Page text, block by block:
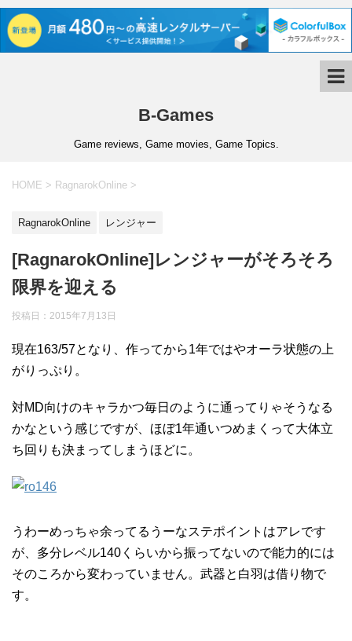
B-Games
Game reviews, Game movies, Game Topics.
HOME > RagnarokOnline >
RagnarokOnline レンジャー
[RagnarokOnline]レンジャーがそろそろ
限界を迎える
投稿日： 2015年7月13日
現在163/57となり、作ってから1年ではやオーラ状態の上
がりっぷり。
対MD向けのキャラかつ毎日のように通ってりゃそうなる
かなという感じですが、ほぼ1年通いつめまくって大体立
ち回りも決まってしまうほどに。
うわーめっちゃ余ってるうーなステポイントはアレです
が、多分レベル140くらいから振ってないので能力的には
そのころから変わっていません。武器と白羽は借り物で
す。